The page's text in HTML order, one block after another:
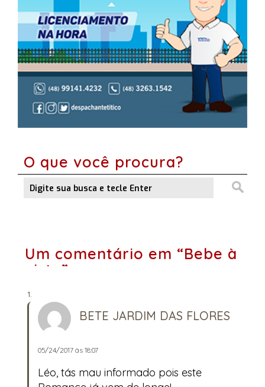
O que você procura?
Um comentário em “Bebe à
vista”
BETE JARDIM DAS FLORES
05/24/2017 às 18:07
Léo, tás mau informado pois este